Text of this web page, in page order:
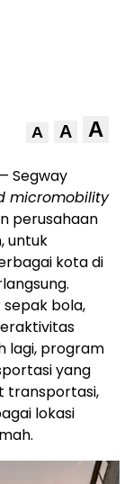
A A A
Segway
micromobility
perusahaan
untuk
kota di
bola,
lagi, program
yang
transportasi,
lokasi